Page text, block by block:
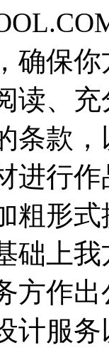
确保
读、
条款
进行
粗形
础上
方作
计服